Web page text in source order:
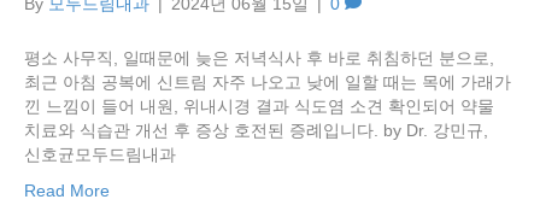
평소 사무직, 일때문에 늦은 저녁식사 후 바로 취침하던 분으로,
최근 아침 공복에 신트림 자주 나오고 낮에 일할 때는 목에 가래가
낀 느낌이 들어 내원, 위내시경 결과 식도염 소견 확인되어 약물
치료와 식습관 개선 후 증상 호전된 증례입니다. by Dr. 강민규,
신호균모두드림내과
Read More